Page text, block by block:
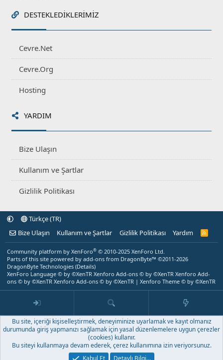
DESTEKLEDIKLERIMIZ
Cevre.Net
Cevre.Org
Hosting
YARDIM
Bize Ulaşın
Kullanım ve Şartlar
Gizlilik Politikası
Türkçe (TR)
Bize Ulaşın
Kullanım ve Şartlar Gizlilik Politikası Yardım
R
Community platform by XenForo® © 2010-2025 XenForo Ltd.
Parts of this site powered by add-ons from DragonByte™ ©2011-2026
DragonByte Technologies (Details)
XenForo Language © by ©XenTR Xenforo Add-ons © by ©XenTR Xenforo Add-
ons © by ©XenTR Xenforo Add-ons © by ©XenTR | Xenforo Theme © by ©XenTR
Bu site, içeriği kişiselleştirmek, deneyiminize uyarlamak ve kayıt olmanız
durumunda giriş yapmanızı sağlamak için yasal düzenlemelere uygun çerezler
(cookies) kullanır.
Bu siteyi kullanmaya devam ederek, çerez kullanımına izin veriyorsunuz.
Kabul Et
Detaylı Bilgi…